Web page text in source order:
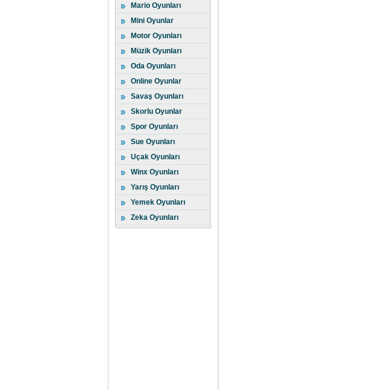
Mario Oyunları
Mini Oyunlar
Motor Oyunları
Müzik Oyunları
Oda Oyunları
Online Oyunlar
Savaş Oyunları
Skorlu Oyunlar
Spor Oyunları
Sue Oyunları
Uçak Oyunları
Winx Oyunları
Yarış Oyunları
Yemek Oyunları
Zeka Oyunları